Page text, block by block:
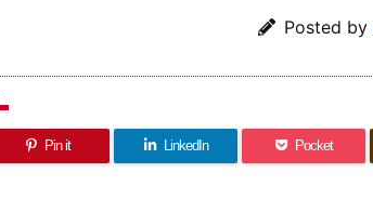
Posted by
Pin it LinkedIn Pocket